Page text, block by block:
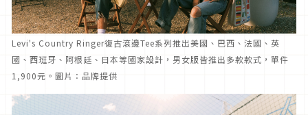
Levi's Country Ringer復古滾邊Tee系列推出美國、巴西、法國、英
國、西班牙、阿根廷、日本等國家設計，男女版皆推出多款款式，單件
1,900元。圖片：品牌提供